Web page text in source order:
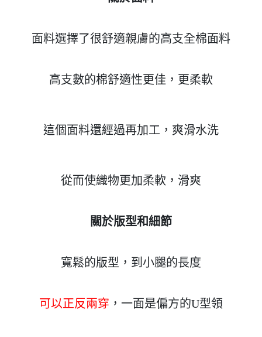
面料選擇了很舒適親膚的高支全棉面料
高支數的棉舒適性更佳，更柔軟
這個面料還經過再加工，爽滑水洗
從而使織物更加柔軟，滑爽
關於版型和細節
寬鬆的版型，到小腿的長度
可以正反兩穿 ，一面是偏方的U型領